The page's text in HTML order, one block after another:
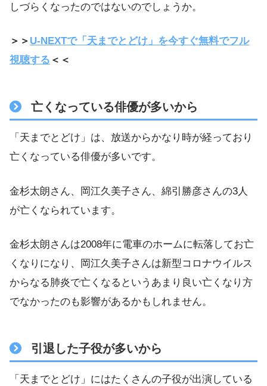
しづらくなったのではないのでしょうか。
＞＞ U-NEXTで「天までとどけ」を今すぐ無料でフル
視聴する ＜＜
亡くなっている俳優が多いから
「天までとどけ」は、放送からかなり時が経っており
亡くなっている俳優が多いです。
金杉太朗さん、岡江久美子さん、綿引勝彦さんの3人
が亡くなられています。
金杉太朗さんは2008年に電車のホームに転落してお亡
くなりになり、岡江久美子さんは新型コロナウイルス
からなる肺炎で亡くなるというあまり良い亡くなり方
でなかったのも影響があるかもしれません。
引退した子役が多いから
「天までとどけ」にはたくさんの子役が出演している